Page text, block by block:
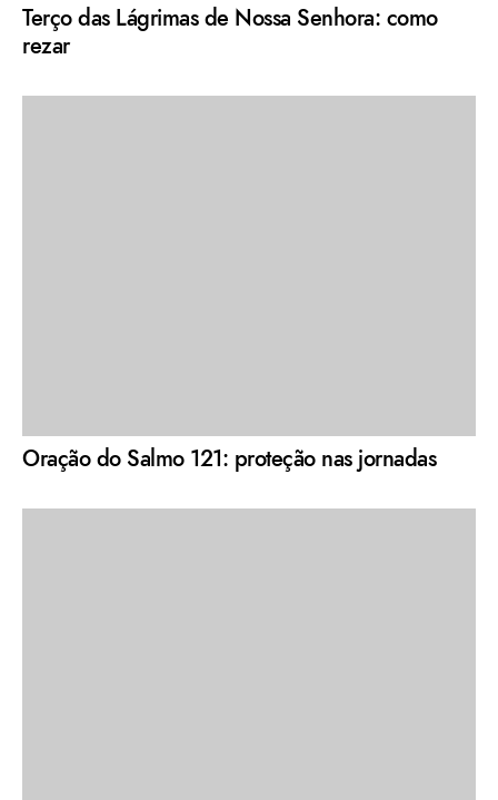
Terço das Lágrimas de Nossa Senhora: como
rezar
Oração do Salmo 121: proteção nas jornadas